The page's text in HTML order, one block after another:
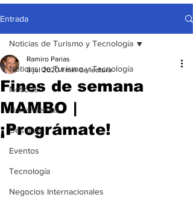
Entrada
Noticias de Turismo y Tecnología
Noticias
Herramientas
Destinos
Eventos
Tecnología
Negocios Internacionales
Noticias de Turismo y Tecnología
Fines de semana
MAMBO |
¡Prográmate!
Ramiro Parias
8 jul 2020 1 min de lectura